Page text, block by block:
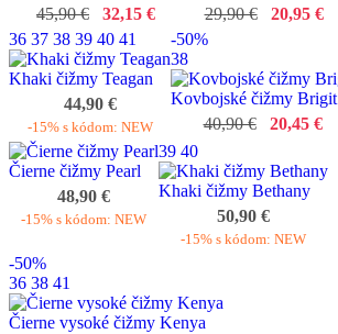
45,90 €
32,15 €
29,90 €
20,95 €
36 37 38 39 40 41
Khaki čižmy Teagan
44,90 €
-15% s kódom: NEW
-50%
38
Kovbojské čižmy Brigit
40,90 €
20,45 €
Čierne čižmy Pearl
48,90 €
-15% s kódom: NEW
39 40
Khaki čižmy Bethany
50,90 €
-15% s kódom: NEW
-50%
36 38 41
Čierne vysoké čižmy Kenya